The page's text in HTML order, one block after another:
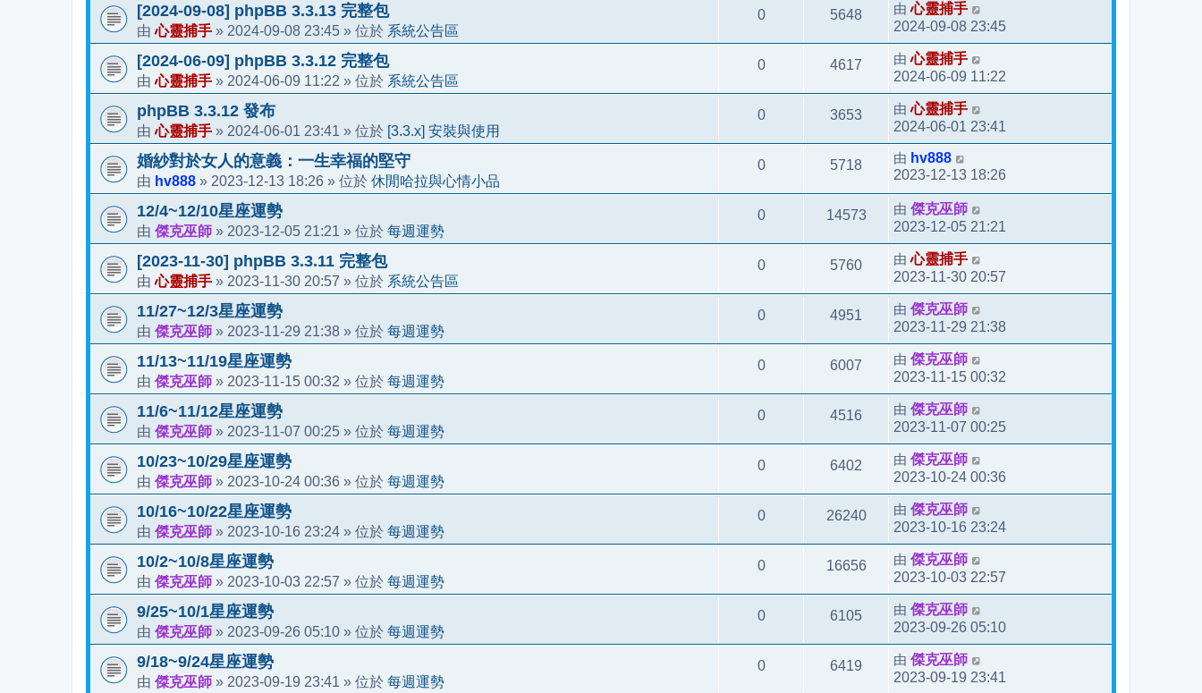
[2024-09-08] phpBB 3.3.13 完整包
由心靈捕手 » 2024-09-08 23:45 » 位於 系統公告區
0 5648 由心靈捕手
2024-09-08 23:45
[2024-06-09] phpBB 3.3.12 完整包
由心靈捕手 » 2024-06-09 11:22 » 位於 系統公告區
0 4617 由心靈捕手
2024-06-09 11:22
phpBB 3.3.12 發布
由心靈捕手 » 2024-06-01 23:41 » 位於 [3.3.x] 安裝與使用
0 3653 由心靈捕手
2024-06-01 23:41
婚紗對於女人的意義：一生幸福的堅守
由 hv888 » 2023-12-13 18:26 » 位於 休閒哈拉與心情小品
0 5718 由 hv888
2023-12-13 18:26
12/4~12/10星座運勢
由 傑克巫師 » 2023-12-05 21:21 » 位於 每週運勢
0 14573 由 傑克巫師
2023-12-05 21:21
[2023-11-30] phpBB 3.3.11 完整包
由心靈捕手 » 2023-11-30 20:57 » 位於 系統公告區
0 5760 由心靈捕手
2023-11-30 20:57
11/27~12/3星座運勢
由 傑克巫師 » 2023-11-29 21:38 » 位於 每週運勢
0 4951 由 傑克巫師
2023-11-29 21:38
11/13~11/19星座運勢
由 傑克巫師 » 2023-11-15 00:32 » 位於 每週運勢
0 6007 由 傑克巫師
2023-11-15 00:32
11/6~11/12星座運勢
由 傑克巫師 » 2023-11-07 00:25 » 位於 每週運勢
0 4516 由 傑克巫師
2023-11-07 00:25
10/23~10/29星座運勢
由 傑克巫師 » 2023-10-24 00:36 » 位於 每週運勢
0 6402 由 傑克巫師
2023-10-24 00:36
10/16~10/22星座運勢
由 傑克巫師 » 2023-10-16 23:24 » 位於 每週運勢
0 26240 由 傑克巫師
2023-10-16 23:24
10/2~10/8星座運勢
由 傑克巫師 » 2023-10-03 22:57 » 位於 每週運勢
0 16656 由 傑克巫師
2023-10-03 22:57
9/25~10/1星座運勢
由 傑克巫師 » 2023-09-26 05:10 » 位於 每週運勢
0 6105 由 傑克巫師
2023-09-26 05:10
9/18~9/24星座運勢
由 傑克巫師 » 2023-09-19 23:41 » 位於 每週運勢
0 6419 由 傑克巫師
2023-09-19 23:41